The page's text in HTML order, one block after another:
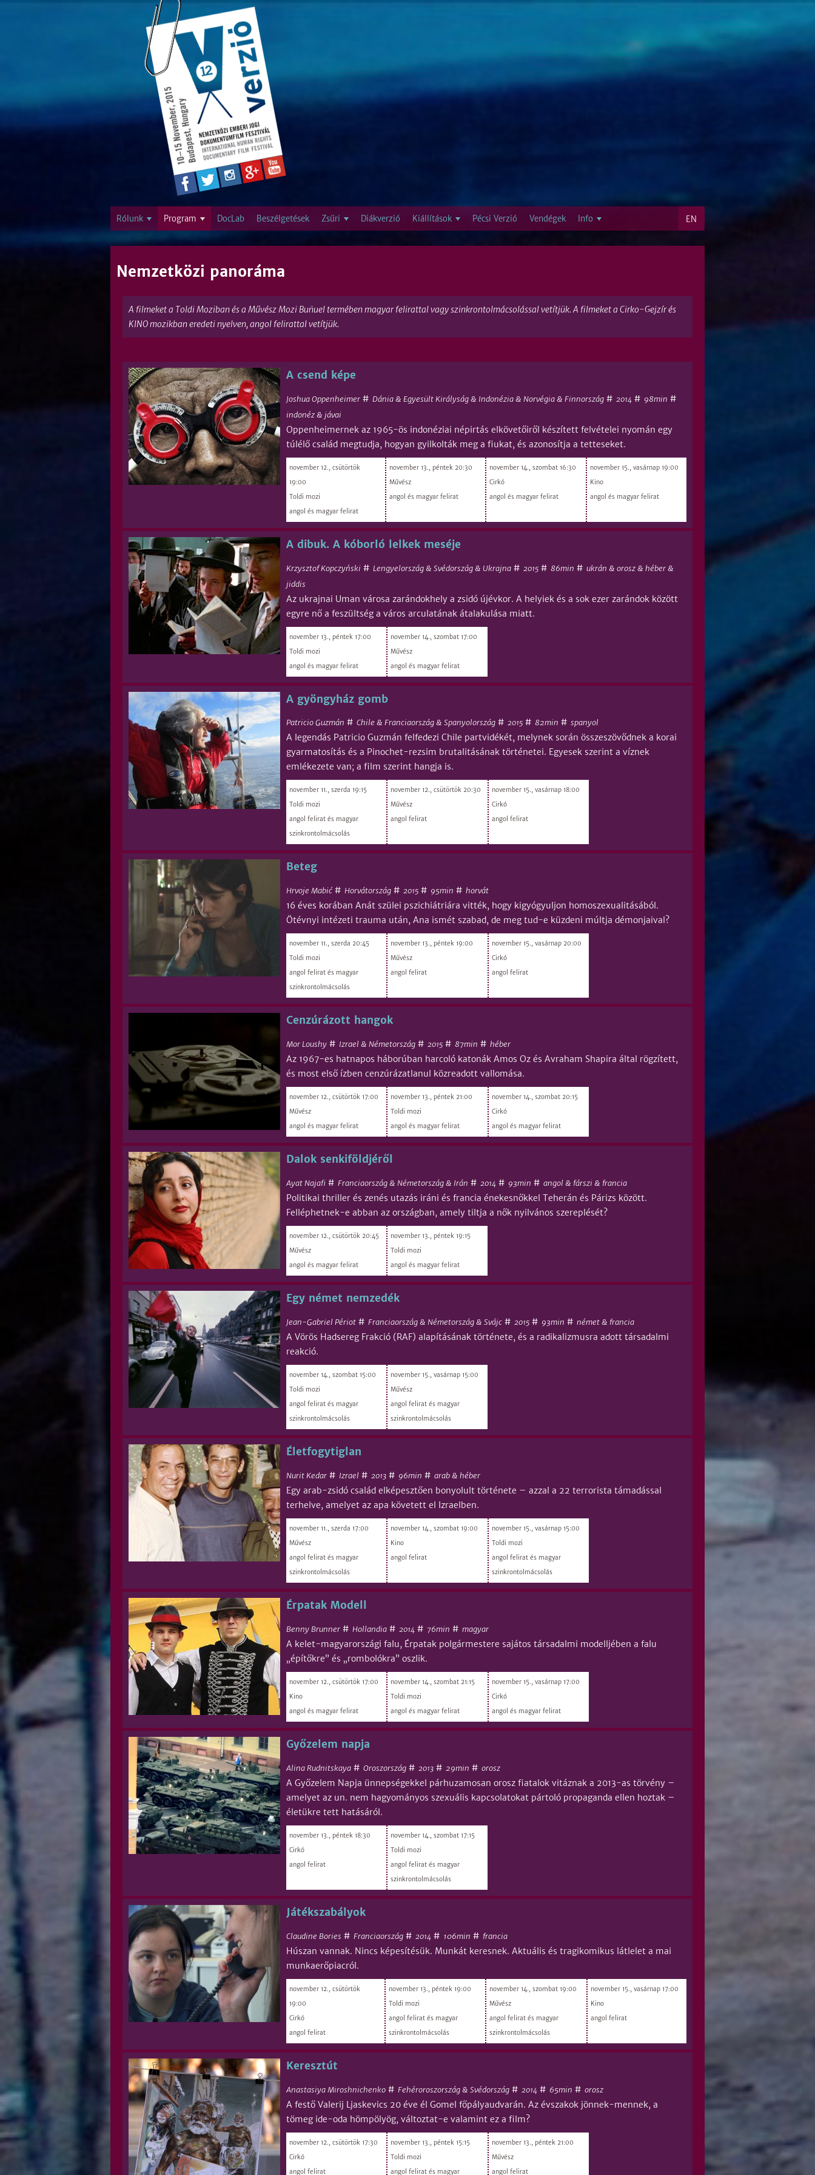
Nemzetközi panoráma
A filmeket a Toldi Moziban és a Művész Mozi Buñuel termében magyar felirattal vagy szinkrontolmácsolással vetítjük. A filmeket a Cirko-Gejzír és
KINO mozikban eredeti nyelven, angol felirattal vetítjük.
A csend képe
Joshua Oppenheimer # Dánia & Egyesült Királyság & Indonézia & Norvégia & Finnország # 2014 # 98min #
indonéz & jávai
Oppenheimernek az 1965-ös indonéziai népirtás elkövetőiről készített felvételei nyomán egy
túlélő család megtudja, hogyan gyilkolták meg a fiukat, és azonosítja a tetteseket.
november 12., csütörtök
19:00
Toldi mozi
angol és magyar felirat
november 13., péntek 20:30
Művész
angol és magyar felirat
november 14., szombat 16:30
Cirkó
angol és magyar felirat
november 15., vasárnap 19:00
Kino
angol és magyar felirat
A dibuk. A kóborló lelkek meséje
Krzysztof Kopczyński # Lengyelország & Svédország & Ukrajna # 2015 # 86min # ukrán & orosz & héber &
jiddis
Az ukrajnai Uman városa zarándokhely a zsidó újévkor. A helyiek és a sok ezer zarándok között
egyre nő a feszültség a város arculatának átalakulása miatt.
november 13., péntek 17:00
Toldi mozi
angol és magyar felirat
november 14., szombat 17:00
Művész
angol és magyar felirat
A gyöngyház gomb
Patricio Guzmán # Chile & Franciaország & Spanyolország # 2015 # 82min # spanyol
A legendás Patricio Guzmán felfedezi Chile partvidékét, melynek során összeszövődnek a korai
gyarmatosítás és a Pinochet-rezsim brutalitásának történetei. Egyesek szerint a víznek
emlékezete van; a film szerint hangja is.
november 11., szerda 19:15
Toldi mozi
angol felirat és magyar
szinkrontolmácsolás
november 12., csütörtök 20:30
Művész
angol felirat
november 15., vasárnap 18:00
Cirkó
angol felirat
Beteg
Hrvoje Mabić # Horvátország # 2015 # 95min # horvát
16 éves korában Anát szülei pszichiátriára vitték, hogy kigyógyuljon homoszexualitásából.
Ötévnyi intézeti trauma után, Ana ismét szabad, de meg tud-e küzdeni múltja démonjaival?
november 11., szerda 20:45
Toldi mozi
angol felirat és magyar
szinkrontolmácsolás
november 13., péntek 19:00
Művész
angol felirat
november 15., vasárnap 20:00
Cirkó
angol felirat
Cenzúrázott hangok
Mor Loushy # Izrael & Németország # 2015 # 87min # héber
Az 1967-es hatnapos háborúban harcoló katonák Amos Oz és Avraham Shapira által rögzített,
és most első ízben cenzúrázatlanul közreadott vallomása.
november 12., csütörtök 17:00
Művész
angol és magyar felirat
november 13., péntek 21:00
Toldi mozi
angol és magyar felirat
november 14., szombat 20:15
Cirkó
angol és magyar felirat
Dalok senkiföldjéről
Ayat Najafi # Franciaország & Németország & Irán # 2014 # 93min # angol & fárszi & francia
Politikai thriller és zenés utazás iráni és francia énekesnőkkel Teherán és Párizs között.
Felléphetnek-e abban az országban, amely tiltja a nők nyilvános szereplését?
november 12., csütörtök 20:45
Művész
angol és magyar felirat
november 13., péntek 19:15
Toldi mozi
angol és magyar felirat
Egy német nemzedék
Jean-Gabriel Périot # Franciaország & Németország & Svájc # 2015 # 93min # német & francia
A Vörös Hadsereg Frakció (RAF) alapításának története, és a radikalizmusra adott társadalmi
reakció.
november 14., szombat 15:00
Toldi mozi
angol felirat és magyar
szinkrontolmácsolás
november 15., vasárnap 15:00
Művész
angol felirat és magyar
szinkrontolmácsolás
Életfogytiglan
Nurit Kedar # Izrael # 2013 # 96min # arab & héber
Egy arab-zsidó család elképesztően bonyolult története – azzal a 22 terrorista támadással
terhelve, amelyet az apa követett el Izraelben.
november 11., szerda 17:00
Művész
angol felirat és magyar
szinkrontolmácsolás
november 14., szombat 19:00
Kino
angol felirat
november 15., vasárnap 15:00
Toldi mozi
angol felirat és magyar
szinkrontolmácsolás
Érpatak Modell
Benny Brunner # Hollandia # 2014 # 76min # magyar
A kelet-magyarországi falu, Érpatak polgármestere sajátos társadalmi modelljében a falu
„építőkre” és „rombolókra” oszlik.
november 12., csütörtök 17:00
Kino
angol és magyar felirat
november 14., szombat 21:15
Toldi mozi
angol és magyar felirat
november 15., vasárnap 17:00
Cirkó
angol és magyar felirat
Győzelem napja
Alina Rudnitskaya # Oroszország # 2013 # 29min # orosz
A Győzelem Napja ünnepségekkel párhuzamosan orosz fiatalok vitáznak a 2013-as törvény –
amelyet az un. nem hagyományos szexuális kapcsolatokat pártoló propaganda ellen hoztak –
életükre tett hatásáról.
november 13., péntek 18:30
Cirkó
angol felirat
november 14., szombat 17:15
Toldi mozi
angol felirat és magyar
szinkrontolmácsolás
Játékszabályok
Claudine Bories # Franciaország # 2014 # 106min # francia
Húszan vannak. Nincs képesítésük. Munkát keresnek. Aktuális és tragikomikus látlelet a mai
munkaerőpiacról.
november 12., csütörtök
19:00
Cirkó
angol felirat
november 13., péntek 19:00
Toldi mozi
angol felirat és magyar
szinkrontolmácsolás
november 14., szombat 19:00
Művész
angol felirat és magyar
szinkrontolmácsolás
november 15., vasárnap 17:00
Kino
angol felirat
Keresztút
Anastasiya Miroshnichenko # Fehéroroszország & Svédország # 2014 # 65min # orosz
A festő Valerij Ljaskevics 20 éve él Gomel főpályaudvarán. Az évszakok jönnek-mennek, a
tömeg ide-oda hömpölyög, változtat-e valamint ez a film?
november 12., csütörtök 17:30
Cirkó
angol felirat
november 13., péntek 15:15
Toldi mozi
angol felirat és magyar
november 13., péntek 21:00
Művész
angol felirat
Rólunk Program DocLab Beszélgetések Zsűri Diákverzió Kiállítások Pécsi Verzió Vendégek Info EN